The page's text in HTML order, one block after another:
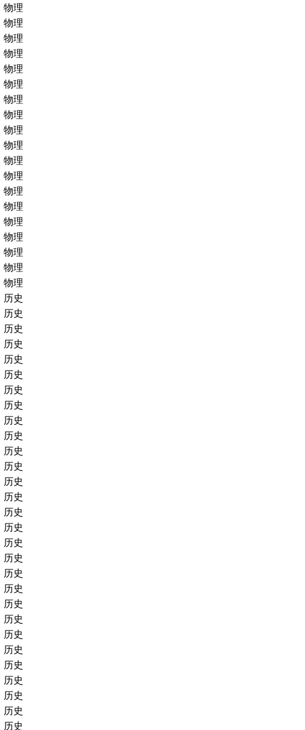
物理
物理
物理
物理
物理
物理
物理
物理
物理
物理
物理
物理
物理
物理
物理
物理
物理
物理
物理
历史
历史
历史
历史
历史
历史
历史
历史
历史
历史
历史
历史
历史
历史
历史
历史
历史
历史
历史
历史
历史
历史
历史
历史
历史
历史
历史
历史
历史